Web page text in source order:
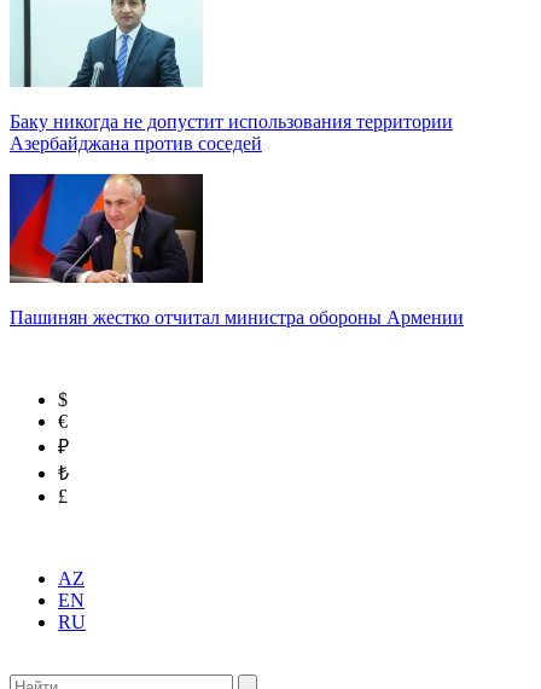
Баку никогда не допустит использования территории
Азербайджана против соседей
Пашинян жестко отчитал министра обороны Армении
$
€
₽
₺
£
AZ
EN
RU